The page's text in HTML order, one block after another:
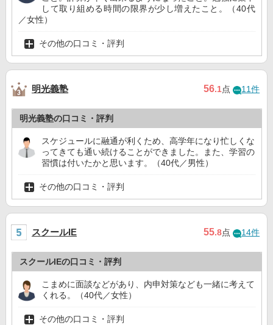
して取り組める時間の限界が少し増えたこと。（40代
／女性）
その他の口コミ・評判
明光義塾 56.1点 11件
明光義塾の口コミ・評判
スケジュールに融通が利くため、高学年になり忙しくな
ってきても通い続けることができました。また、学習の
習慣は付いたかと思います。（40代／男性）
その他の口コミ・評判
スクールIE 55.8点 14件
スクールIEの口コミ・評判
こまめに面談などがあり、内申対策なども一緒に考えて
くれる。（40代／女性）
その他の口コミ・評判